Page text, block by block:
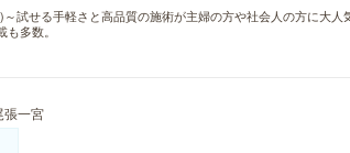
試せる手軽さと高品質の施術が主婦の方や社会人の方に大人
多数。
張一宮